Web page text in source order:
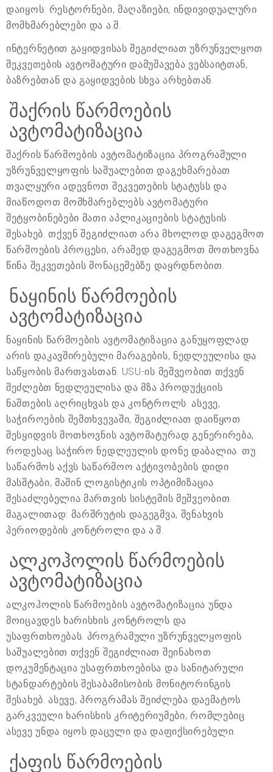
დაიყოს: რესტორნები, მაღაზიები, ინდივიდუალური
მომხმარებლები და ა.შ.
ინტერნეტით გაყიდვისას შეგიძლიათ უზრუნველყოთ
შეკვეთების ავტომატური დამუშავება ვებსაიტთან,
ბაზრებთან და გაყიდვების სხვა არხებთან.
შაქრის წარმოების
ავტომატიზაცია
შაქრის წარმოების ავტომატიზაცია პროგრამული
უზრუნველყოფის საშუალებით დაგეხმარებათ
თვალყური ადევნოთ შეკვეთების სტატუსს და
მიაწოდოთ მომხმარებლებს ავტომატური
შეტყობინებები მათი აპლიკაციების სტატუსის
შესახებ. თქვენ შეგიძლიათ არა მხოლოდ დაგეგმოთ
წარმოების პროცესი, არამედ დაგეგმოთ მოთხოვნა
წინა შეკვეთების მონაცემებზე დაყრდნობით.
ნაყინის წარმოების
ავტომატიზაცია
ნაყინის წარმოების ავტომატიზაცია განუყოფლად
არის დაკავშირებული მარაგების, ნედლეულისა და
საწყობის მართვასთან. USU-ის მეშვეობით თქვენ
შეძლებთ ნედლეულისა და მზა პროდუქციის
ნაშთების აღრიცხვას და კონტროლს. ასევე,
საჭიროების შემთხვევაში, შეგიძლიათ დაიწყოთ
შესყიდვის მოთხოვნის ავტომატურად გენერირება,
როდესაც საჭირო ნედლეულის დონე დაბალია. თუ
საწარმოს აქვს საწარმოო აქტივობების დიდი
მასშტაბი, მაშინ ლოგისტიკის ოპტიმიზაცია
შესაძლებელია მართვის სისტემის მეშვეობით.
მაგალითად: მარშრუტის დაგეგმვა, შენახვის
პერიოდების კონტროლი და ა.შ.
ალკოჰოლის წარმოების
ავტომატიზაცია
ალკოჰოლის წარმოების ავტომატიზაცია უნდა
მოიცავდეს ხარისხის კონტროლს და
უსაფრთხოებას. პროგრამული უზრუნველყოფის
საშუალებით თქვენ შეგიძლიათ შეინახოთ
დოკუმენტაცია უსაფრთხოებისა და სანიტარული
სტანდარტების შესაბამისობის მონიტორინგის
შესახებ. ასევე, პროგრამას შეიძლება დაემატოს
გარკვეული ხარისხის კრიტერიუმები, რომლებიც
ასევე უნდა იყოს დაცული და დაფიქსირებული.
ქაფის წარმოების